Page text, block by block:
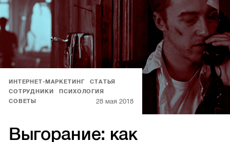
ИНТЕРНЕТ-МАРКЕТИНГ
СТАТЬЯ
СОТРУДНИКИ
ПСИХОЛОГИЯ
СОВЕТЫ
28 мая 2018
Выгорание: как